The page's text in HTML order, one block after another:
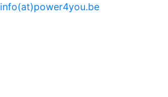
info(at)power4you.be